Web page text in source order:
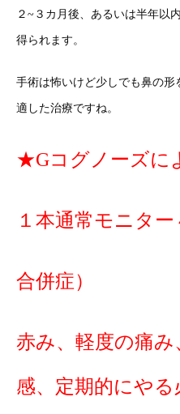
２~３カ月後、あるいは半年以
得られます。
手術は怖いけど少しでも鼻の
適した治療ですね。
★Gコグノーズに
１本通常モニタ
合併症）
赤み、軽度の痛み
感、定期的にや